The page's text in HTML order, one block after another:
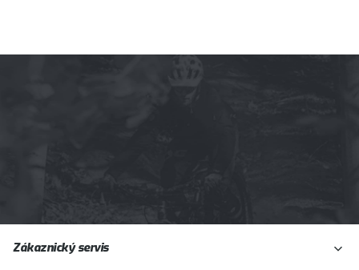
Zákaznický servis